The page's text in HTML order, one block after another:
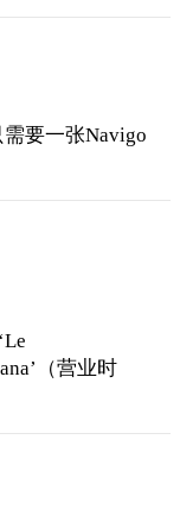
要一张Navigo
（营业时